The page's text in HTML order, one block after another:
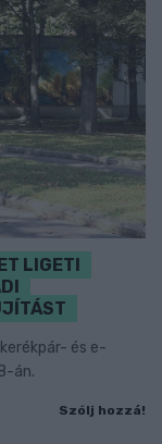
LIGETI
és e-
án.
Szólj hozzá!